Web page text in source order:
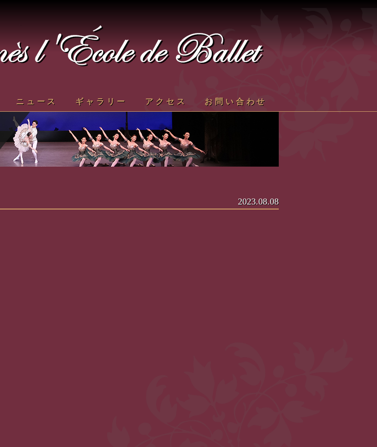
ニュース ギャラリー アクセス お問い合わせ
2023.08.08